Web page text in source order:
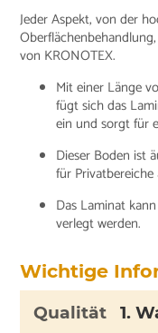
Jeder Aspekt, von der
von KRONOTEX.
Mit einer Länge
fügt sich das
ein und sorgt für
Dieser Boden ist
für
Das Laminat
verlegt werden.
Wichtige
Qualität 1.